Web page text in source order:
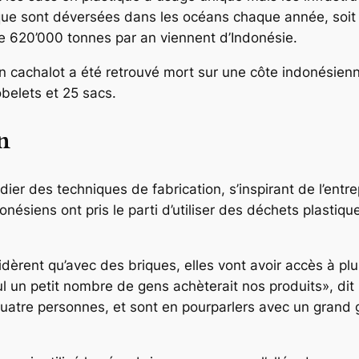
sont déversées dans les océans chaque année, soit
tonnes par an viennent d’Indonésie.
cachalot a été retrouvé mort sur une côte
et 25 sacs.
des techniques de fabrication, s’inspirant de
ont pris le parti d’utiliser des déchets
qu’avec des briques, elles vont avoir accès à
petit nombre de gens achèterait nos produits», dit
personnes, et sont en pourparlers avec un